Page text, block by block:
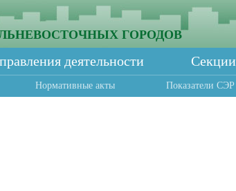
ГОРОДОВ
деятельности Секции
Нормативные акты Показатели СЭР